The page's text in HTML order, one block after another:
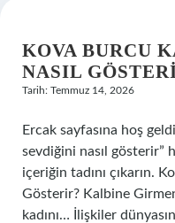
KOVA BURCU
NASIL
Tarih: Temmuz 14, 2026
Ercak sayfasına hoş
sevdiğini nasıl gösterir”
içeriğin tadını çıkarın.
Gösterir? Kalbine
kadını… İlişkiler